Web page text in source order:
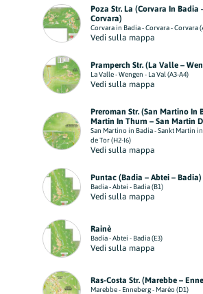
Poza Str. La (Corvara In Badia
Corvara)
Corvara in Badia - Corvara - Corvara
Vedi sulla mappa
Pramperch Str. (La Valle –
La Valle - Wengen - La Val (A3-A4)
Vedi sulla mappa
Preroman Str. (San Martino In
Martin In Thurn – San Martin
San Martino in Badia - Sankt Martin
de Tor (H2-I6)
Vedi sulla mappa
Puntac (Badia – Abtei – Badia)
Badia - Abtei - Badia (B1)
Vedi sulla mappa
Rainè
Badia - Abtei - Badia (E3)
Vedi sulla mappa
Ras-Costa Str. (Marebbe –
Marebbe - Enneberg - Marèo (D1)